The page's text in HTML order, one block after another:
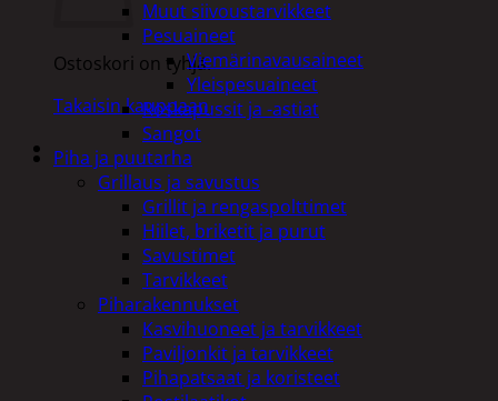
Ostoskori on tyhjä.
Takaisin kauppaan
Muut siivoustarvikkeet
Pesuaineet
Viemärinavausaineet
Yleispesuaineet
Roskapussit ja -astiat
Sangot
Piha ja puutarha
Grillaus ja savustus
Grillit ja rengaspolttimet
Hiilet, briketit ja purut
Savustimet
Tarvikkeet
Piharakennukset
Kasvihuoneet ja tarvikkeet
Paviljonkit ja tarvikkeet
Pihapatsaat ja koristeet